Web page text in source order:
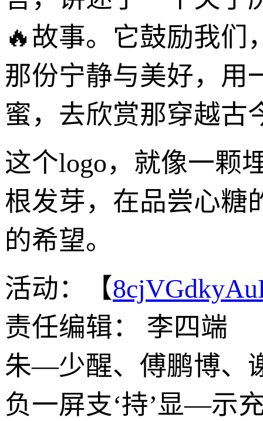
🔥故事。它鼓励我们
那份宁静与美好，用
蜜，去欣赏那穿越古
这个logo，就像一颗
根发芽，在品尝心糖
的希望。
活动：【
责任编辑： 李四端
朱—少醒、傅鹏博、
负一屏支‘持’显—示